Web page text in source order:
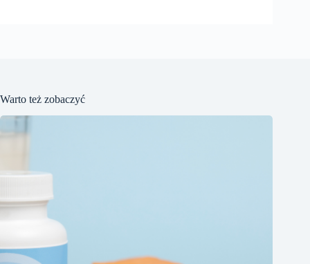
Warto też zobaczyć